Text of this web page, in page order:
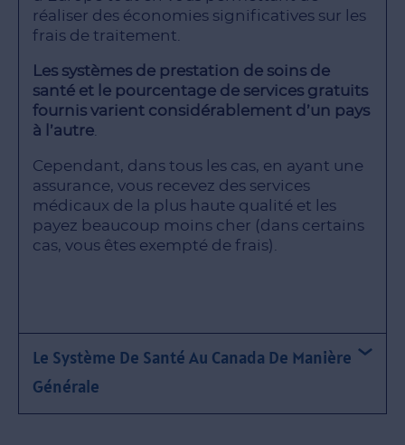
réaliser des économies significatives sur les
frais de traitement.
Les systèmes de prestation de soins de
santé et le pourcentage de services gratuits
fournis varient considérablement d’un pays
à l’autre
Cependant, dans tous les cas, en ayant une
assurance, vous recevez des services
médicaux de la plus haute qualité et les
payez beaucoup moins cher (dans certains
cas, vous êtes exempté de frais).
Le Système De Santé Au Canada De Manière
Générale